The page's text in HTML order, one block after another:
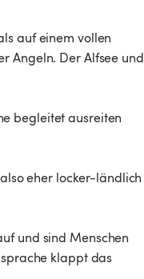
auf einem vollen
Angeln. Der Alfsee und
begleitet ausreiten
eher locker-ländlich
und sind Menschen
klappt das